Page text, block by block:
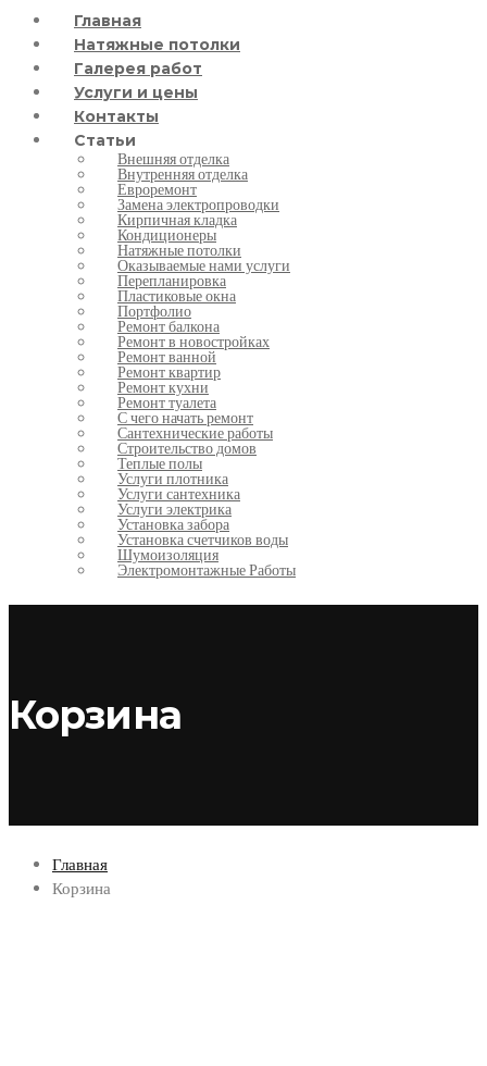
Главная
Натяжные потолки
Галерея работ
Услуги и цены
Контакты
Статьи
Внешняя отделка
Внутренняя отделка
Евроремонт
Замена электропроводки
Кирпичная кладка
Кондиционеры
Натяжные потолки
Оказываемые нами услуги
Перепланировка
Пластиковые окна
Портфолио
Ремонт балкона
Ремонт в новостройках
Ремонт ванной
Ремонт квартир
Ремонт кухни
Ремонт туалета
С чего начать ремонт
Сантехнические работы
Строительство домов
Теплые полы
Услуги плотника
Услуги сантехника
Услуги электрика
Установка забора
Установка счетчиков воды
Шумоизоляция
Электромонтажные Работы
Корзина
Главная
Корзина